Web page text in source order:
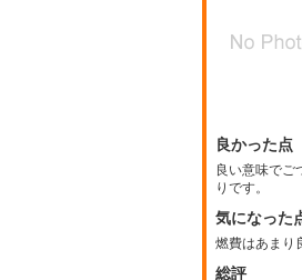
良かった点
良い意味でご
りです。
気になった
燃費はあまり
総評